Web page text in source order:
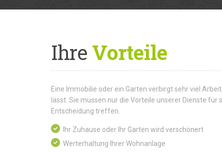
IhreVorteile
Eine Immobilie oder ein Garten verbirgt sehr viel
lässt. Sie müssen nur die Vorteile unserer Dienste für
Entscheidung treffen.
Ihr Zuhause oder Ihr Garten wird verschönert
Werterhaltung Ihrer Wohnanlage